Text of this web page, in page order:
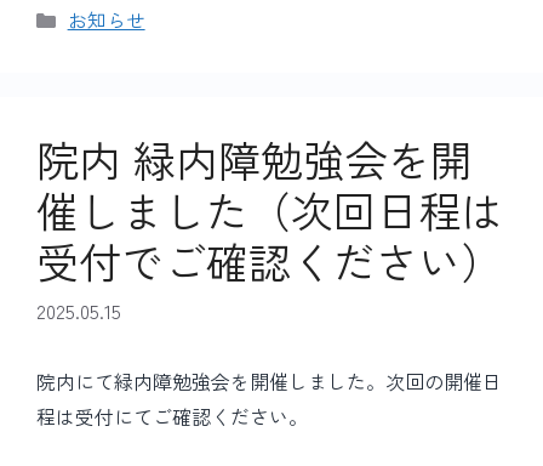
カ
お知らせ
院内 緑内障勉強会を開
催しました（次回日程は
受付でご確認ください）
2025.05.15
院内にて緑内障勉強会を開催しました。次回の開催日
程は受付にてご確認ください。